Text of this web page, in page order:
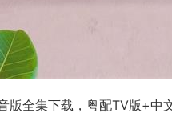
版全集下载，粤配TV版+中